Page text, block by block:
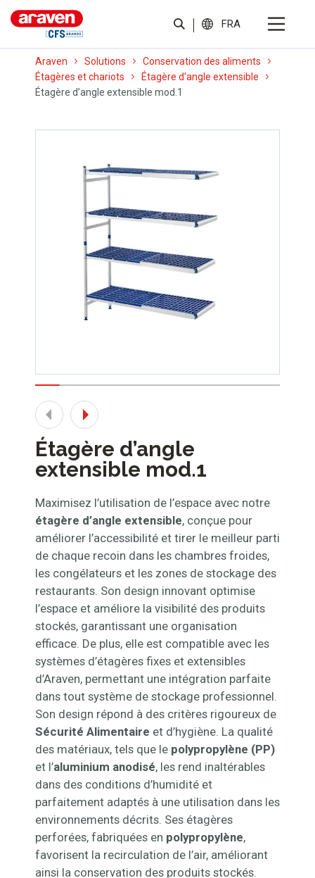
FRA
Araven Solutions
Conservation des aliments
Étagères et chariots
Étagère d’angle extensible
Étagère d’angle extensible mod.1
Étagère d’angle
extensible mod.1
Maximisez l’utilisation de l’espace avec notre
étagère d’angle extensible, conçue pour
améliorer l’accessibilité et tirer le meilleur parti
de chaque recoin dans les chambres froides,
les congélateurs et les zones de stockage des
restaurants. Son design innovant optimise
l’espace et améliore la visibilité des produits
stockés, garantissant une organisation
efficace. De plus, elle est compatible avec les
systèmes d’étagères fixes et extensibles
d’Araven, permettant une intégration parfaite
dans tout système de stockage professionnel.
Son design répond à des critères rigoureux de
Sécurité Alimentaire et d’hygiène. La qualité
des matériaux, tels que le polypropylène (PP)
et l’aluminium anodisé, les rend inaltérables
dans des conditions d’humidité et
parfaitement adaptés à une utilisation dans les
environnements décrits. Ses étagères
perforées, fabriquées en polypropylène,
favorisent la recirculation de l’air, améliorant
ainsi la conservation des produits stockés.